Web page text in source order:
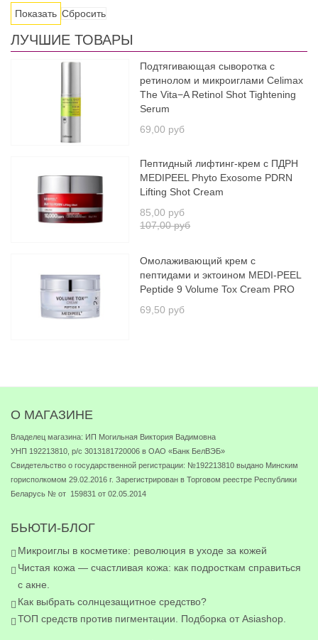
Сбросить
ЛУЧШИЕ ТОВАРЫ
Подтягивающая сыворотка с
ретинолом и микроиглами Celimax
The Vita−A Retinol Shot Tightening
Serum
69,00 руб
Пептидный лифтинг-крем с ПДРН
MEDIPEEL Phyto Exosome PDRN
Lifting Shot Cream
107,00 руб
85,00 руб
Омолаживающий крем с
пептидами и эктоином MEDI-PEEL
Peptide 9 Volume Tox Cream PRO
69,50 руб
О МАГАЗИНЕ
Владелец магазина: ИП Могильная Виктория Вадимовна
УНП 192213810, р/с 3013181720006 в ОАО «Банк БелВЭБ»
Свидетельство о государственной регистрации: №192213810 выдано Минским
горисполкомом 29.02.2016 г. Зарегистрирован в Торговом реестре Республики
Беларусь № от 159831 от 02.05.2014
БЬЮТИ-БЛОГ
Микроиглы в косметике: революция в уходе за кожей
Чистая кожа — счастливая кожа: как подросткам справиться
с акне.
Как выбрать солнцезащитное средство?
ТОП средств против пигментации. Подборка от Asiashop.